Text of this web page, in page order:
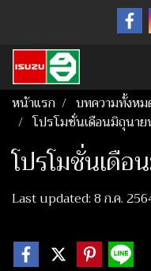
หน้าแรก บทความทั้งห
โปรโมชั่นเดือนมิถุนา
โปรโมชั่นเดือ
Last updated: 8 ก.ค.